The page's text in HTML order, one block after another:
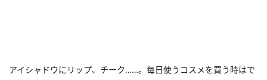
アイシャドウにリップ、チーク……。毎日使うコスメを買う時はで